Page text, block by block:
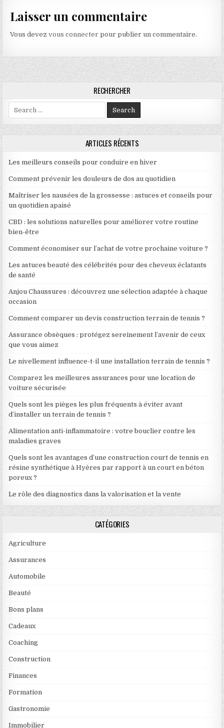
Laisser un commentaire
Vous devezvous connecter pour publier un commentaire.
RECHERCHER
Search for:
ARTICLES RÉCENTS
Les meilleurs conseils pour conduire en hiver
Comment prévenir les douleurs de dos au quotidien
Maîtriser les nausées de la grossesse : astuces et conseils pour
un quotidien apaisé
CBD : les solutions naturelles pour améliorer votre routine
bien-être
Comment économiser sur l’achat de votre prochaine voiture ?
Les astuces beauté des célébrités pour des cheveux éclatants
de santé
Anjou Chaussures : découvrez une sélection adaptée à chaque
occasion
Comment comparer un devis construction terrain de tennis ?
Assurance obsèques : protégez sereinement l’avenir de ceux
que vous aimez
Le nivellement influence-t-il une installation terrain de tennis ?
Comparez les meilleures assurances pour une location de
voiture sécurisée
Quels sont les pièges les plus fréquents à éviter avant
d’installer un terrain de tennis ?
Alimentation anti-inflammatoire : votre bouclier contre les
maladies graves
Quels sont les avantages d’une construction court de tennis en
résine synthétique à Hyères par rapport à un court en béton
poreux ?
Le rôle des diagnostics dans la valorisation et la vente
CATÉGORIES
Agriculture
Assurances
Automobile
Beauté
Bons plans
Cadeaux
Coaching
Construction
Finances
Formation
Gastronomie
Immobilier